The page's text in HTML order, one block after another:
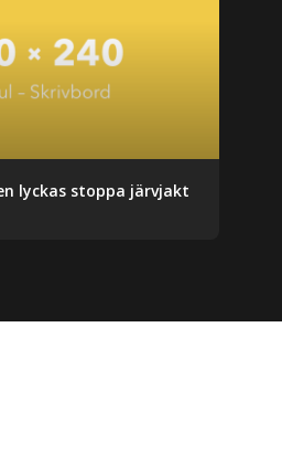
lyckas stoppa järvjakt